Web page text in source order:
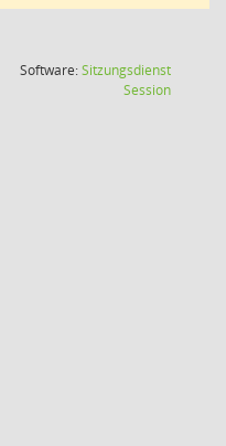
Software:Sitzungsdienst
Session(Wird in